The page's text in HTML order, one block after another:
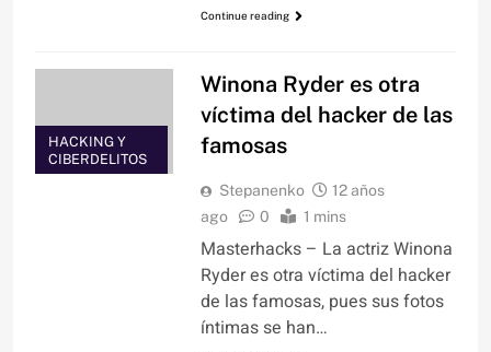
Continue reading
HACKING Y
CIBERDELITOS
Winona Ryder es otra
víctima del hacker de las
famosas
Stepanenko
12 años
ago
0 1 mins
Masterhacks – La actriz Winona
Ryder es otra víctima del hacker
de las famosas, pues sus fotos
íntimas se han…